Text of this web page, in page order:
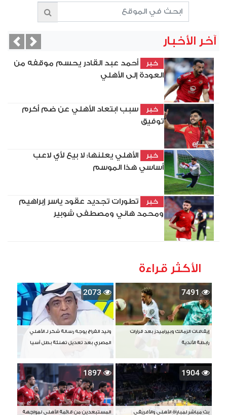
آخر الأخبار
خبر
أحمد عبد القادر يحسم موقفه من
العودة إلى الأهلي
خبر
سبب ابتعاد الأهلي عن ضم أكرم
توفيق
خبر
الأهلي يعلنها: لا بيع لأي لاعب
أساسي هذا الموسم
خبر
تطورات تجديد عقود ياسر إبراهيم
ومحمد هاني ومصطفى شوبير
Next
الأكثر قراءة
7491
إيقافات الزمالك وبيراميدز بعد قرارات
رابطة الأندية
2073
وليد الفراج يوجه رسالة شكر لـ الأهلي
المصري بعد تعديل تهنئة بطل آسيا
1904
بث مباشر لمباراة الأهلي والأفريقي
1897
المستبعدين من قائمة الأهلي لمواجهة